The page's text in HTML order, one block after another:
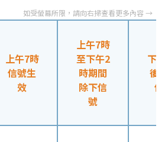
上午7時
信號生
效
上午7時
至下午2
時期間
除下信
號
下
後
信